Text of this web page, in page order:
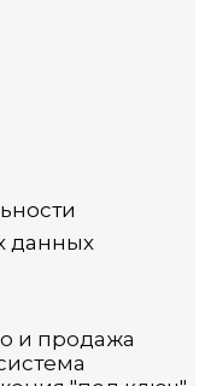
данных
и продажа